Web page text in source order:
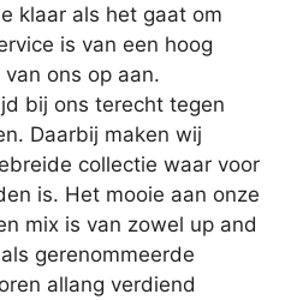
klaar als het gaat om
is van een hoog
ons op aan.
bij ons terecht tegen
Daarbij maken wij
collectie waar voor
is. Het mooie aan onze
mix is van zowel up and
gerenommeerde
allang verdiend